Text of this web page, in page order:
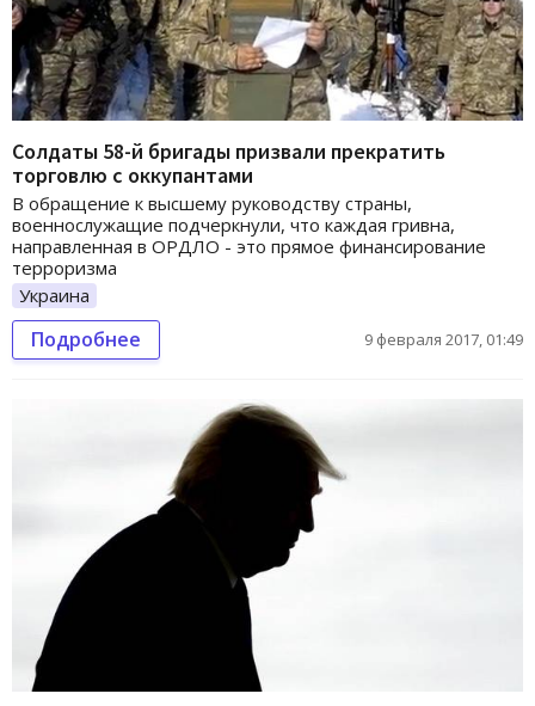
Солдаты 58-й бригады призвали прекратить
торговлю с оккупантами
В обращение к высшему руководству страны,
военнослужащие подчеркнули, что каждая гривна,
направленная в ОРДЛО - это прямое финансирование
терроризма
Украина
Подробнее 9 февраля 2017, 01:49